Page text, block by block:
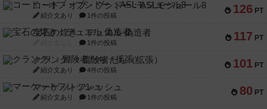
126 PT
コード・オブ・ブシドー：ASLモジュール8
紹介文あり 1件の投稿
117 PT
宝石の煌き：デュエル 偽造者
1件の投稿
101 PT
クランク! ：冒険者たち（拡張）
紹介文あり 4件の投稿
80 PT
マーケットフレッシュ
紹介文あり 1件の投稿